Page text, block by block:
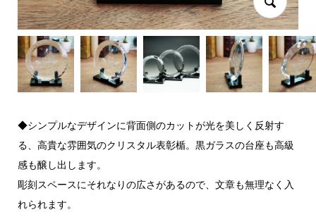
◆シンプルなデザインに背面側のカットが光を美しく反射す
る、高貴な雰囲気のクリスタル表彰楯。黒ガラスの台座も高級
感も醸し出します。
彫刻スペースにそれなりの広さがあるので、文章も無理なく入
れられます。